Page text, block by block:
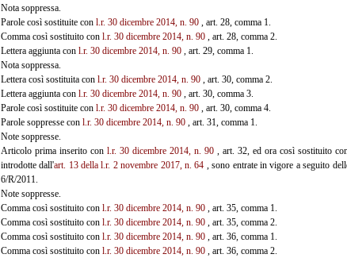
Nota soppressa.
Parole così sostituite con l.r. 30 dicembre 2014, n. 90, art. 28, comma 1.
Comma così sostituito con l.r. 30 dicembre 2014, n. 90, art. 28, comma 2.
Lettera aggiunta con l.r. 30 dicembre 2014, n. 90, art. 29, comma 1.
Nota soppressa.
Lettera così sostituita con l.r. 30 dicembre 2014, n. 90, art. 30, comma 2.
Lettera aggiunta con l.r. 30 dicembre 2014, n. 90, art. 30, comma 3.
Parole così sostituite con l.r. 30 dicembre 2014, n. 90, art. 30, comma 4.
Parole soppresse con l.r. 30 dicembre 2014, n. 90, art. 31, comma 1.
Note soppresse.
Articolo prima inserito con l.r. 30 dicembre 2014, n. 90 , art. 32, ed ora così sostituito
introdotte dall'art. 13 della l.r. 2 novembre 2017, n. 64 , sono entrate in vigore a seguito
6/R/2011.
Note soppresse.
Comma così sostituito con l.r. 30 dicembre 2014, n. 90, art. 35, comma 1.
Comma così sostituito con l.r. 30 dicembre 2014, n. 90, art. 35, comma 2.
Comma così sostituito con l.r. 30 dicembre 2014, n. 90, art. 36, comma 1.
Comma così sostituito con l.r. 30 dicembre 2014, n. 90, art. 36, comma 2.